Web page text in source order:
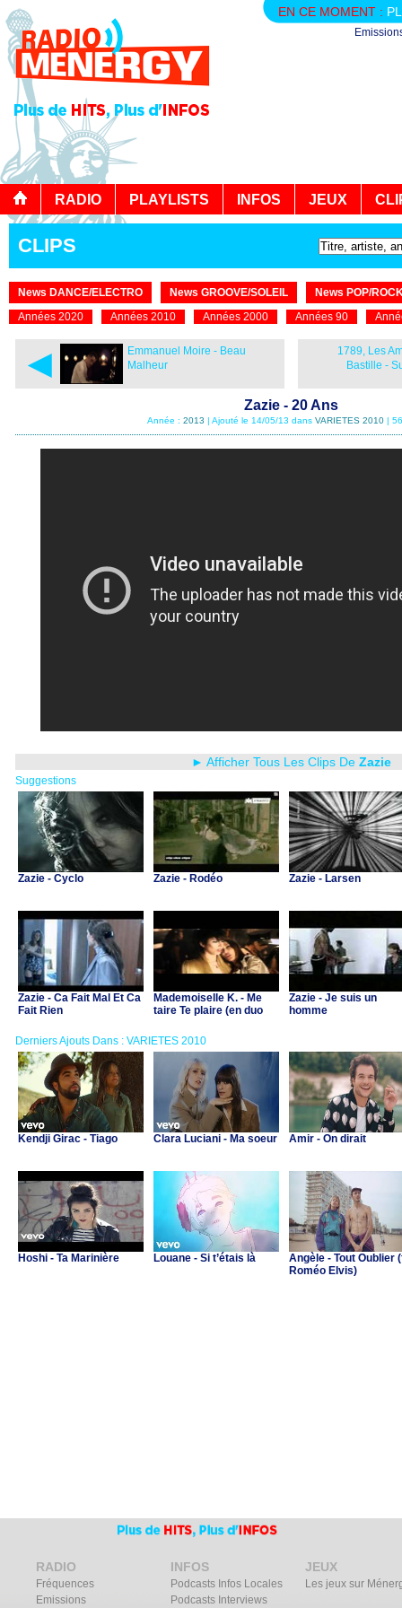
EN CE MOMENT :
RADIO PLAYLISTS INFOS JEUX
CLIPS
News DANCE/ELECTRO News GROOVE/SOLEIL
News POP/
Années 2020
Années 2010 Années 2000 Années 90
◄
Emmanuel Moire - Beau
Malheur
1789, Les
Bastille -
Zazie - 20 Ans
Année : 2013 | Ajouté le 14/05/13 dans VARIETES 2010|
► Afficher Tous Les Clips De Zazie
Suggestions
Zazie - Cyclo Zazie - Rodéo Zazie - Larsen
Zazie - Ca Fait Mal Et Ca
Fait Rien
Mademoiselle K. - Me
taire Te plaire (en duo
Zazie - Je suis un
homme
Derniers Ajouts Dans : VARIETES 2010
Kendji Girac - Tiago Clara Luciani - Ma soeur Amir - On dirait
Hoshi - Ta Marinière Louane - Si t’étais là
Angèle - Tout Oublier
Roméo Elvis)
RADIO
Fréquences
Emissions
INFOS
Podcasts Infos Locales
Podcasts Interviews
JEUX
Les jeux sur